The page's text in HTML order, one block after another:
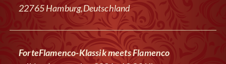
22765 Hamburg,Deutschland
ForteFlamenco-Klassik meets Flamenco